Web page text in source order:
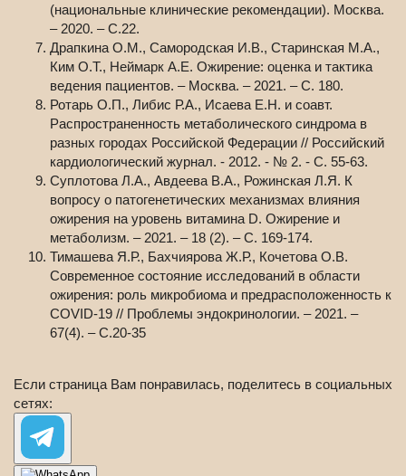
(национальные клинические рекомендации). Москва.
– 2020. – С.22.
Драпкина О.М., Самородская И.В., Старинская М.А.,
Ким О.Т., Неймарк А.Е. Ожирение: оценка и тактика
ведения пациентов. – Москва. – 2021. – С. 180.
Ротарь О.П., Либис Р.А., Исаева Е.Н. и соавт.
Распространенность метаболического синдрома в
разных городах Российской Федерации // Российский
кардиологический журнал. - 2012. - № 2. - С. 55-63.
Суплотова Л.А., Авдеева В.А., Рожинская Л.Я. К
вопросу о патогенетических механизмах влияния
ожирения на уровень витамина D. Ожирение и
метаболизм. – 2021. – 18 (2). – С. 169-174.
Тимашева Я.Р., Бахчиярова Ж.Р., Кочетова О.В.
Современное состояние исследований в области
ожирения: роль микробиома и предрасположенность к
COVID-19 // Проблемы эндокринологии. – 2021. –
67(4). – С.20-35
Если страница Вам понравилась, поделитесь в социальных
сетях: